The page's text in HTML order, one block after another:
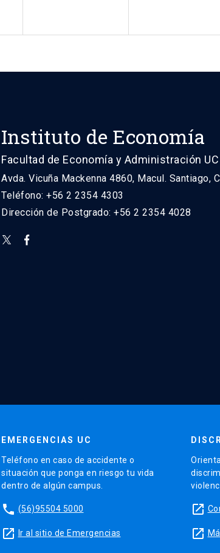
Instituto de Economía
Facultad de Economía y Administración UC
Avda. Vicuña Mackenna 4860, Macul. Santiago,
Teléfono: +56 2 2354 4303
Dirección de Postgrado: +56 2 2354 4028
EMERGENCIAS UC
Teléfono en caso de accidente o
situación que ponga en riesgo tu vida
dentro de algún campus.
phone (56)95504 5000
launch Ir al sitio de Emergencias
launch
launch